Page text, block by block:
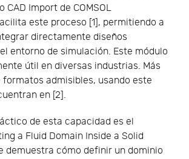
CAD Import de COMSOL
este proceso [1], permitiendo a
directamente diseños
entorno de simulación. Este módulo
útil en diversas industrias. Más
admisibles, usando este
en [2].
de esta capacidad es el
a Fluid Domain Inside a Solid
demuestra cómo definir un dominio